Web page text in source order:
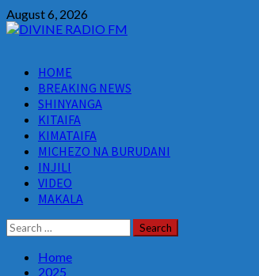
Skip
to
August 6, 2026
Primary
Menu
HOME
BREAKING NEWS
SHINYANGA
KITAIFA
KIMATAIFA
MICHEZO NA BURUDANI
INJILI
VIDEO
MAKALA
Search
for:
Home
2025